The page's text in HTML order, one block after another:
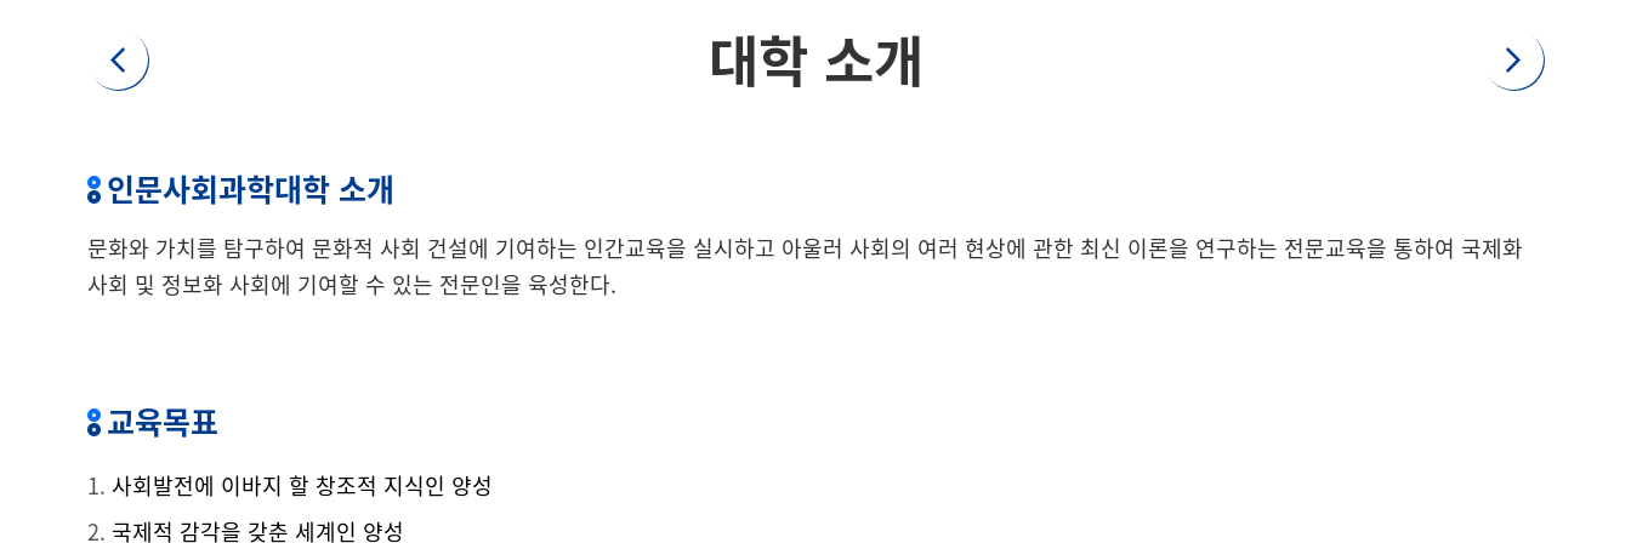
대학 소개
인문사회과학대학 소개
문화와 가치를 탐구하여 문화적 사회 건설에 기여하는 인간교육을 실시하고 아울러 사회의 여러 현상에 관한 최신 이론을 연구하는 전문교육을 통하여 국제화
사회 및 정보화 사회에 기여할 수 있는 전문인을 육성한다.
교육목표
사회발전에 이바지 할 창조적 지식인 양성
국제적 감각을 갖춘 세계인 양성